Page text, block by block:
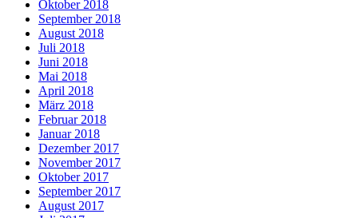
Oktober 2018
September 2018
August 2018
Juli 2018
Juni 2018
Mai 2018
April 2018
März 2018
Februar 2018
Januar 2018
Dezember 2017
November 2017
Oktober 2017
September 2017
August 2017